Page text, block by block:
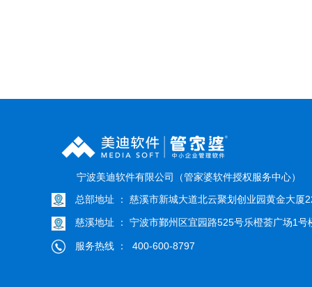
宁波美迪软件有限公司（管家婆软件授权服务中心）
总部地址 ： 慈溪市新城大道北云聚划创业园黄金大厦
慈溪地址 ： 宁波市鄞州区宜园路525号乐橙荟广场1号
服务热线 ： 400-600-8797